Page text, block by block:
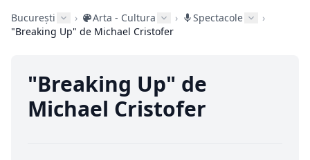
ultramodern.
București › Arta - Cultura › Spectacole
›
"Breaking Up" de Michael Cristofer
"Breaking Up" de
Michael Cristofer